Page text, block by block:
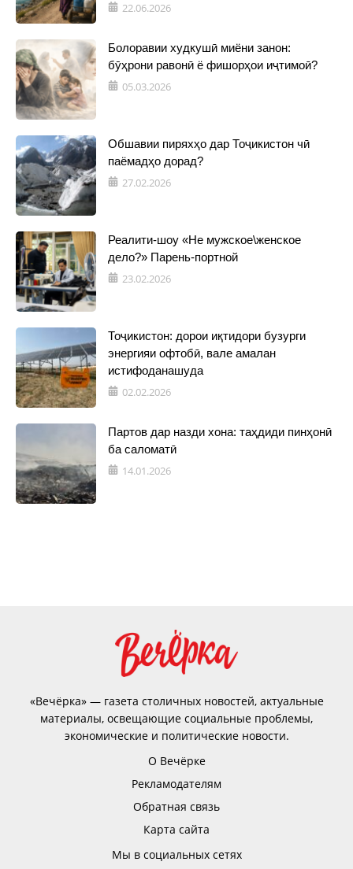
22.06.2026
Болоравии худкушӣ миёни занон:
бӯҳрони равонӣ ё фишорҳои иҷтимоӣ?
05.03.2026
Обшавии пиряхҳо дар Тоҷикистон чӣ
паёмадҳо дорад?
27.02.2026
Реалити-шоу «Не мужское\женское
дело?» Парень-портной
23.02.2026
Тоҷикистон: дорои иқтидори бузурги
энергияи офтобӣ, вале амалан
истифоданашуда
02.02.2026
Партов дар назди хона: таҳдиди пинҳонӣ
ба саломатӣ
14.01.2026
«Вечёрка» — газета столичных новостей, актуальные
материалы, освещающие социальные проблемы,
экономические и политические новости.
О Вечёрке
Рекламодателям
Обратная связь
Карта сайта
Мы в социальных сетях